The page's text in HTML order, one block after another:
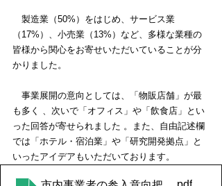
製造業（50%）をはじめ、サービス業
（17%）、小売業（13%）など、多様な業種の
皆様から関心をお寄せいただいていることが分
かりました。
事業展開の意向としては、「物販店舗」が最
も多く 、次いで「オフィス」や「飲食店」とい
った回答が寄せられました 。また、自由記述欄
では「ホテル・宿泊業」や「研究開発拠点」と
いったアイデアもいただいております。